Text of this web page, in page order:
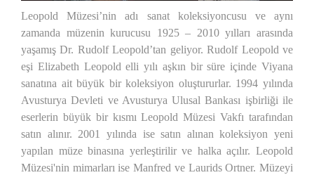
Leopold Müzesi’nin adı sanat koleksiyoncusu ve aynı
zamanda müzenin kurucusu 1925 – 2010 yılları arasında
yaşamış Dr. Rudolf Leopold’tan geliyor. Rudolf Leopold ve
eşi Elizabeth Leopold elli yılı aşkın bir süre içinde Viyana
sanatına ait büyük bir koleksiyon oluştururlar. 1994 yılında
Avusturya Devleti ve Avusturya Ulusal Bankası işbirliği ile
eserlerin büyük bir kısmı Leopold Müzesi Vakfı tarafından
satın alınır. 2001 yılında ise satın alınan koleksiyon yeni
yapılan müze binasına yerleştirilir ve halka açılır. Leopold
Müzesi'nin mimarları ise Manfred ve Laurids Ortner. Müzeyi